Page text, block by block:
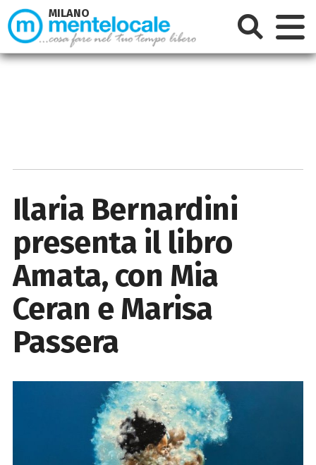
Ilaria Bernardini
presenta il libro
Amata, con Mia
Ceran e Marisa
Passera
MILANO